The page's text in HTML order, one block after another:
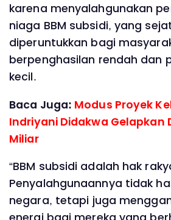
karena menyalahgunakan
niaga BBM subsidi, yang
diperuntukkan bagi
berpenghasilan rendah dan
kecil.
Baca Juga: Modus Proyek
Indriyani Didakwa Gelapkan
Miliar
“BBM subsidi adalah hak
Penyalahgunaannya tidak
negara, tetapi juga